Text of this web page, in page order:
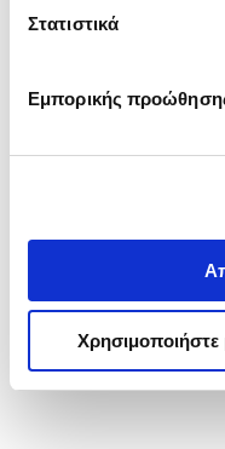
Στατιστικά
Εμπορικής